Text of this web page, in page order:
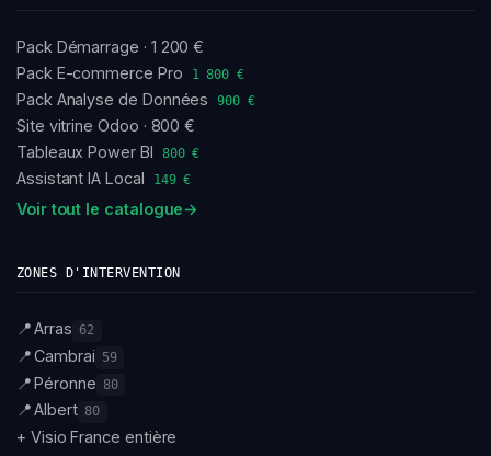
Pack Démarrage · 1 200 €
Pack E-commerce Pro
1 800 €
Pack Analyse de Données 900 €
Site vitrine Odoo · 800 €
Tableaux Power BI 800 €
Assistant IA Local 149 €
Voir tout le catalogue→
ZONES D'INTERVENTION
📍Arras 62
📍Cambrai 59
📍Péronne 80
📍Albert 80
+ Visio France entière